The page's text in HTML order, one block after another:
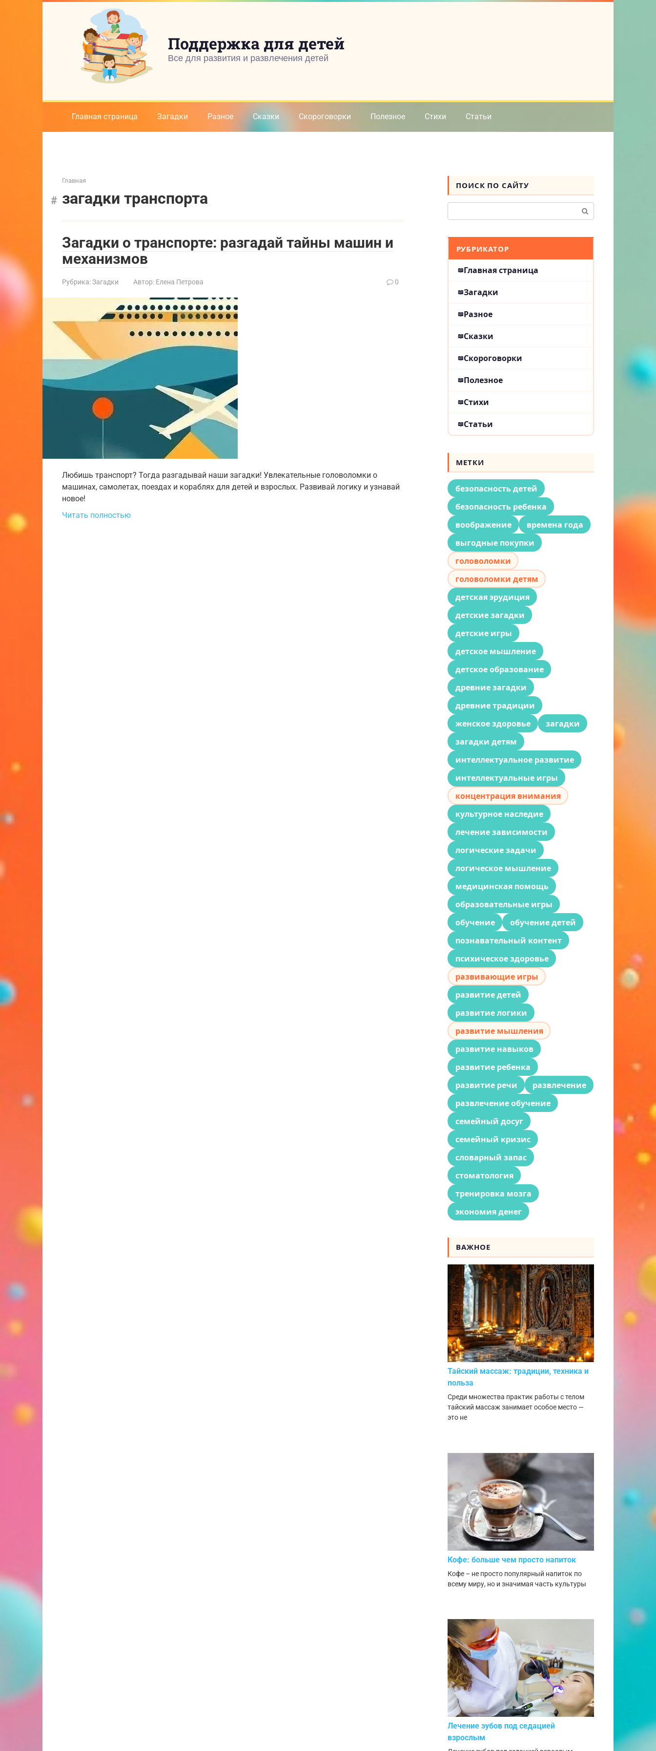
Поддержка для детей
Все для развития и развлечения детей
Главная страница Загадки Разное Сказки Скороговорки Полезное Стихи Статьи
Главная
загадки транспорта
Загадки о транспорте: разгадай тайны машин и
механизмов
Рубрика:Загадки Автор: Елена Петрова 0
Любишь транспорт? Тогда разгадывай наши загадки! Увлекательные головоломки о
машинах, самолетах, поездах и кораблях для детей и взрослых. Развивай логику и узнавай
новое!
Читать полностью
ПОИСК ПО САЙТУ
РУБРИКАТОР
Главная страница
Загадки
Разное
Сказки
Скороговорки
Полезное
Стихи
Статьи
МЕТКИ
безопасность детей
безопасность ребенка
воображение
времена года
выгодные покупки
головоломки
головоломки детям
детская эрудиция
детские загадки
детские игры
детское мышление
детское образование
древние загадки
древние традиции
женское здоровье
загадки
загадки детям
интеллектуальное развитие
интеллектуальные игры
концентрация внимания
культурное наследие
лечение зависимости
логические задачи
логическое мышление
медицинская помощь
образовательные игры
обучение
обучение детей
познавательный контент
психическое здоровье
развивающие игры
развитие детей
развитие логики
развитие мышления
развитие навыков
развитие ребенка
развитие речи
развлечение
развлечение обучение
семейный досуг
семейный кризис
словарный запас
стоматология
тренировка мозга
экономия денег
ВАЖНОЕ
Тайский массаж: традиции, техника и
польза
Среди множества практик работы с телом
тайский массаж занимает особое место —
это не
Кофе: больше чем просто напиток
Кофе – не просто популярный напиток по
всему миру, но и значимая часть культуры
Лечение зубов под седацией
взрослым